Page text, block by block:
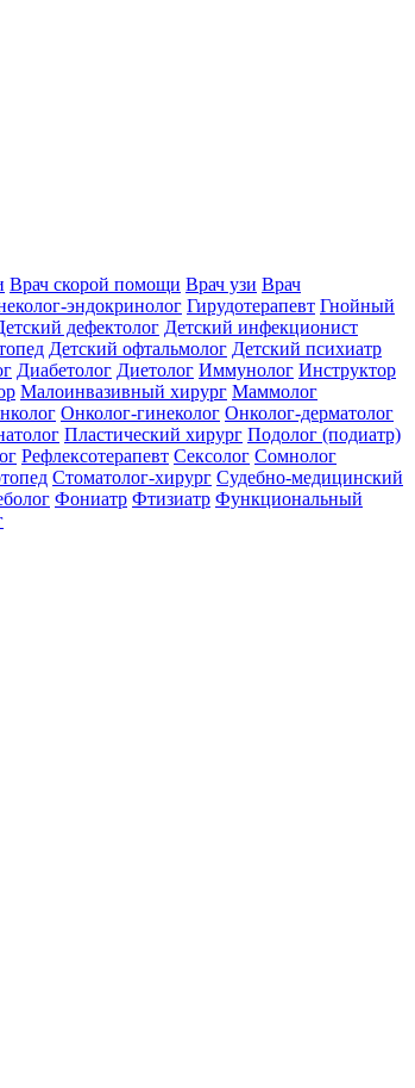
Врач скорой помощи Врач узи Врач
эндокринолог Гирудотерапевт Гнойный
дефектолог Детский инфекционист
Детский офтальмолог Детский психиатр
Диабетолог Диетолог Иммунолог Инструктор
Малоинвазивный хирург Маммолог
Онколог-гинеколог Онколог-дерматолог
Пластический хирург Подолог (подиатр)
Рефлексотерапевт Сексолог Сомнолог
Стоматолог-хирург Судебно-медицинский
Фониатр Фтизиатр Функциональный